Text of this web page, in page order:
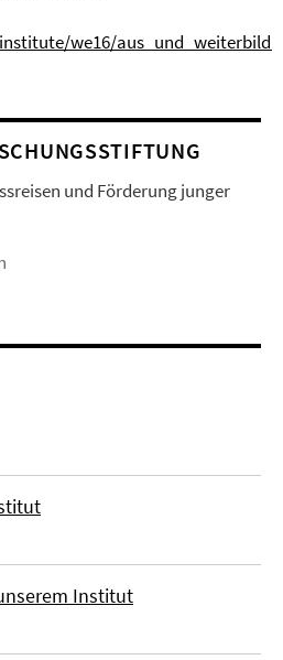
we16/
und Förderung junger
Institut